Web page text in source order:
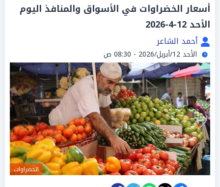
أسعار الخضراوات في الأسواق والمنافذ اليوم
الأحد 12-4-2026
أحمد الشاعر
الأحد 12/أبريل/2026 - 08:30 ص
الخضراوات